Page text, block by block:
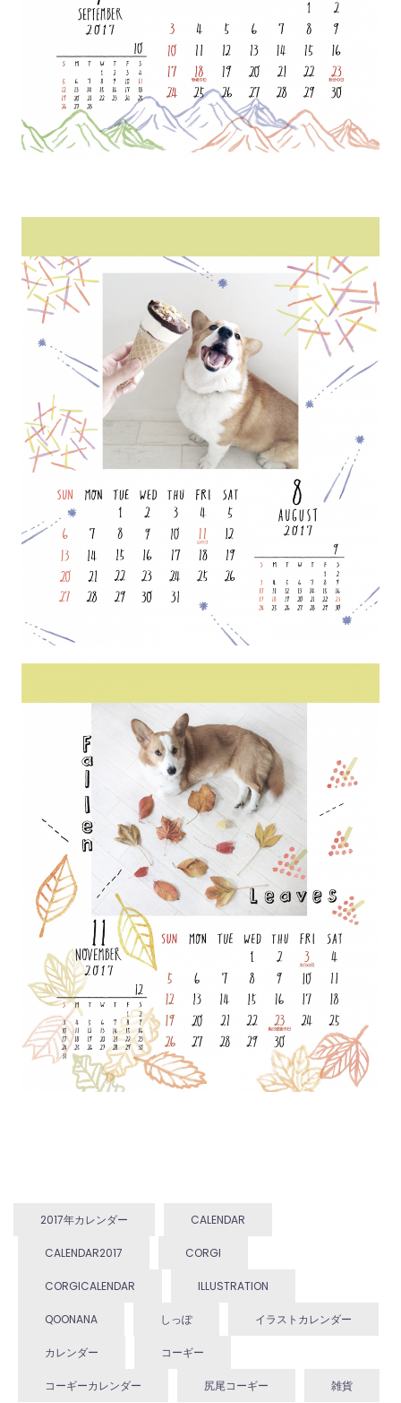
2017年カレンダー CALENDAR
CALENDAR2017 CORGI
CORGICALENDAR ILLUSTRATION
QOONANA しっぽ イラストカレンダー
カレンダー コーギー
コーギーカレンダー 尻尾コーギー 雑貨